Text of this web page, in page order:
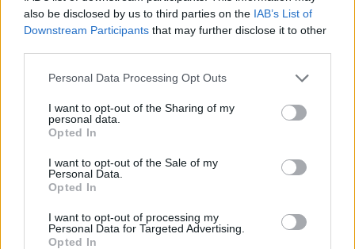
also be disclosed by us to third parties on the IAB’s List of
Downstream Participants that may further disclose it to other
Please note that this website/app uses one or more Google
not limited to your visit or usage behaviour. You may click to
grant or deny consent to Google and its third-party tags to
use your data for below specified purposes in below Google
consent section.
Personal Data Processing Opt Outs
I want to opt-out of the Sharing of my
personal data.
Opted In
I want to opt-out of the Sale of my
Personal Data.
Opted In
I want to opt-out of processing my
Personal Data for Targeted Advertising.
Opted In
LIFESTYLE
15/10/2017 - 16:28
Nomads: Ποιος θα κερδίσει το αγώνισμα
της επικράτειας;
Nomads: Ποιος θα κερδίσει τη Δευτέρα